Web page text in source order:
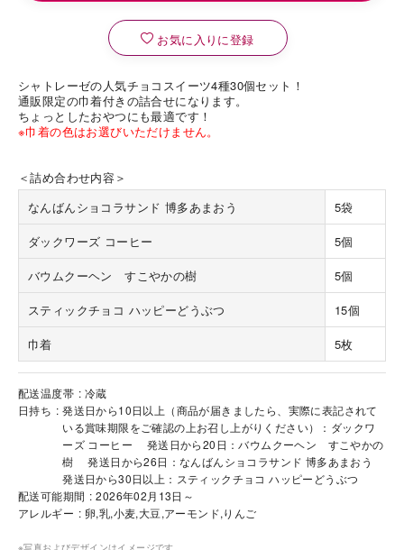
お気に入りに登録
シャトレーゼの人気チョコスイーツ4種30個セット！
通販限定の巾着付きの詰合せになります。
ちょっとしたおやつにも最適です！
※巾着の色はお選びいただけません。
＜詰め合わせ内容＞
なんばんショコラサンド 博多あまおう
5袋
ダックワーズ コーヒー
5個
バウムクーヘン すこやかの樹
5個
スティックチョコ ハッピーどうぶつ
15個
巾着
5枚
配送温度帯
冷蔵
日持ち
発送日から10日以上（商品が届きましたら、実際に表記されて
いる賞味期限をご確認の上お召し上がりください）：ダックワ
ーズ コーヒー 発送日から20日：バウムクーヘン すこやかの
樹 発送日から26日：なんばんショコラサンド 博多あまおう
発送日から30日以上：スティックチョコ ハッピーどうぶつ
配送可能期間
2026年02月13日～
アレルギー
卵,乳,小麦,大豆,アーモンド,りんご
※写真およびデザインはイメージです。
岳や末広がりを意味す
やつ時」という意味を込
。雄大な八ヶ岳山麓の自
れる、こだわりのスイー
い。
海外 Overseas shops
Indonesia
Singapore
Hong Kong
UAE
Thailand